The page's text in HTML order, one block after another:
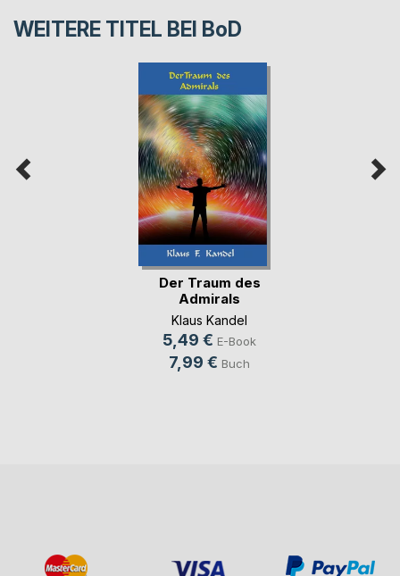
WEITERE TITEL BEI BoD
Der Traum des
Admirals
Klaus Kandel
5,49 € E-Book
7,99 € Buch